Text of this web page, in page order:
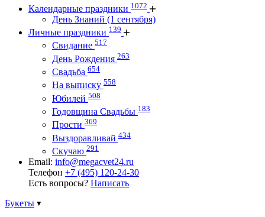
Календарные праздники 1072
День Знаний (1 сентября)
Личные праздники 139
Свидание 517
День Рождения 263
Свадьба 654
На выписку 558
Юбилей 508
Годовщина Свадьбы 183
Прости 369
Выздоравливай 434
Скучаю 291
Email: info@megacvet24.ru
Телефон +7 (495) 120-24-30
Есть вопросы? Написать
Букеты